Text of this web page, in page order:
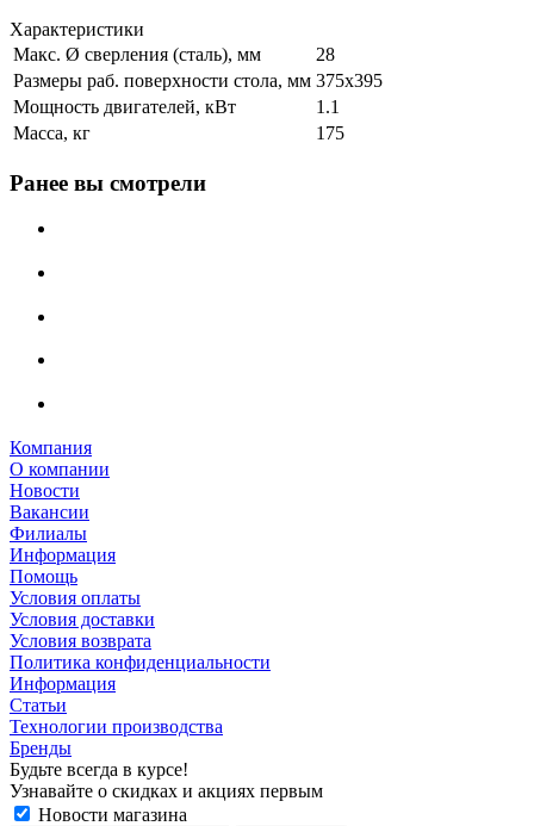
Характеристики
Макс. Ø сверления (сталь), мм
28
Размеры раб. поверхности стола, мм 375х395
Мощность двигателей, кВт
1.1
Масса, кг
175
Ранее вы смотрели
Компания
О компании
Новости
Вакансии
Филиалы
Информация
Помощь
Условия оплаты
Условия доставки
Условия возврата
Политика конфиденциальности
Информация
Статьи
Технологии производства
Бренды
Будьте всегда в курсе!
Узнавайте о скидках и акциях первым
Новости магазина